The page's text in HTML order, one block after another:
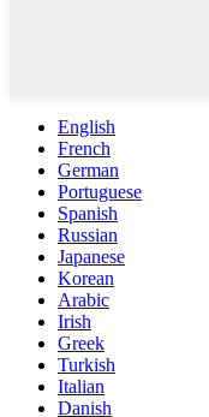
English
French
German
Portuguese
Spanish
Russian
Japanese
Korean
Arabic
Irish
Greek
Turkish
Italian
Danish